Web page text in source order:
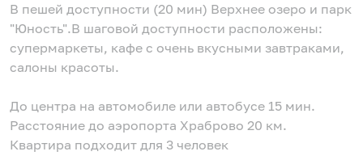
В пешей доступности (20 мин) Верхнее озеро и парк
"Юность".В шаговой доступности расположены:
супермаркеты, кафе с очень вкусными завтраками,
салоны красоты.
До центра на автомобиле или автобусе 15 мин.
Расстояние до аэропорта Храброво 20 км.
Квартира подходит для 3 человек